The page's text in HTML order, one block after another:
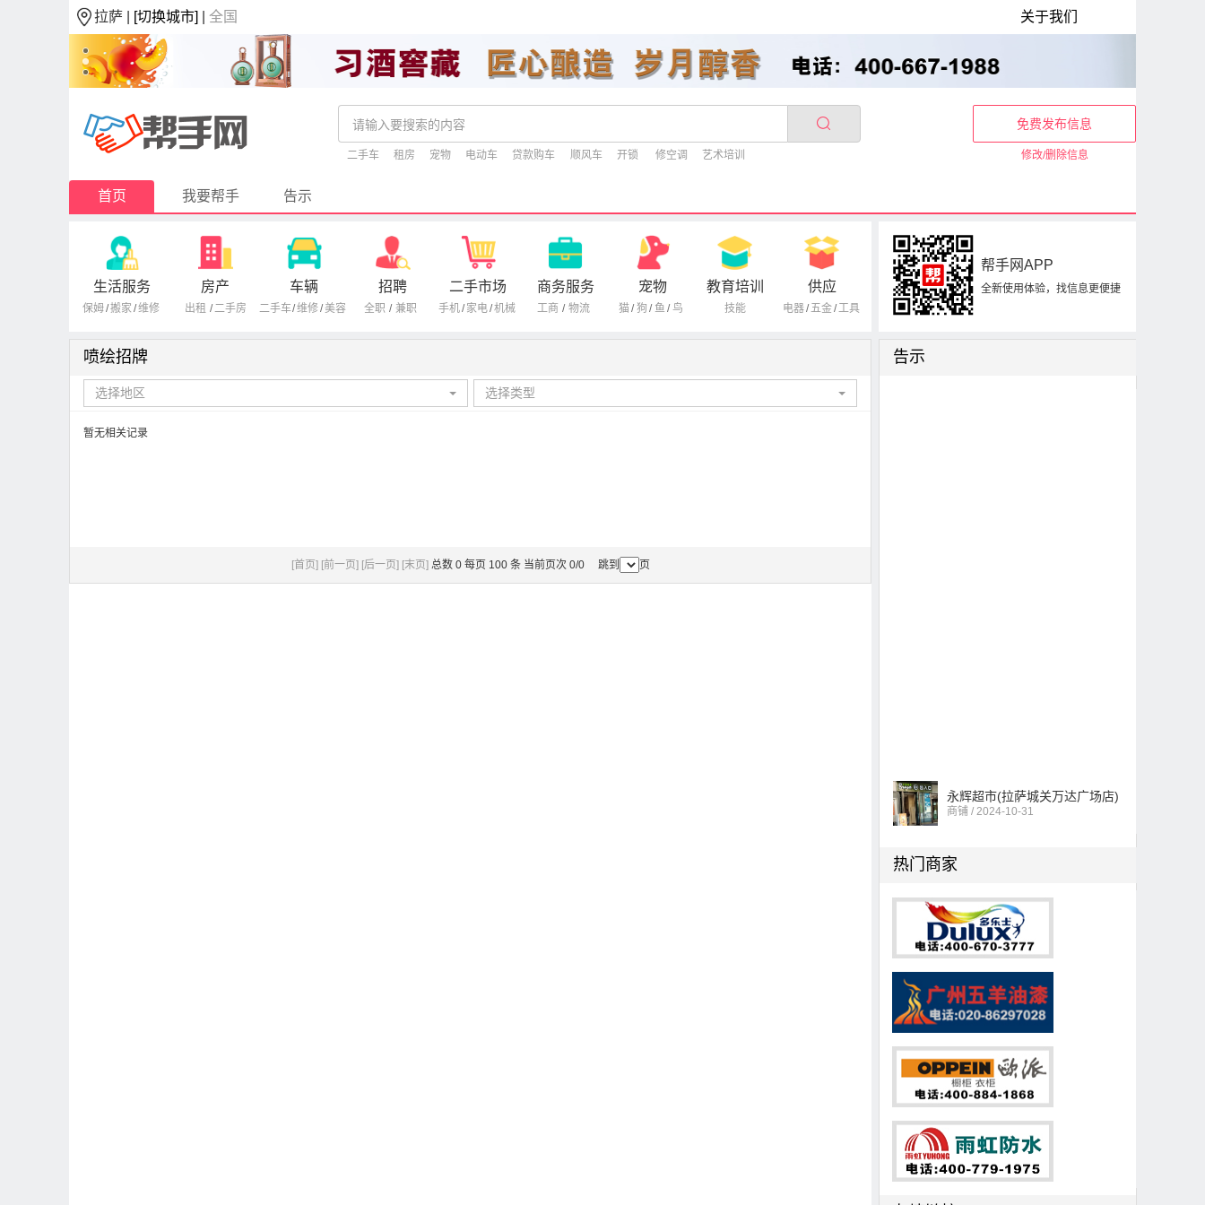
拉萨 | [切换城市] |全国 关于我们
二手车 租房 宠物 电动车 贷款购车 顺风车 开锁 修空调 艺术培训
免费发布信息
修改/删除信息
首页 我要帮手 告示
生活服务
保姆/搬家 /维修
房产
出租 /二手房
车辆
二手车/维修/美容
招聘
全职 / 兼职
二手市场
手机/ 家电/机械
商务服务
工商 / 物流
宠物
猫/ 狗 / 鱼 / 鸟
教育培训
技能
供应
电器/五金/工具
帮手网APP
全新使用体验，找信息更便捷
喷绘招牌
选择地区 选择类型
暂无相关记录
[首页] [前一页] [后一页] [末页] 总数 0 每页 100 条 当前页次 0/0 跳到 页
告示
永辉超市(拉萨城关万达广场店)
商铺 / 2024-10-31
热门商家